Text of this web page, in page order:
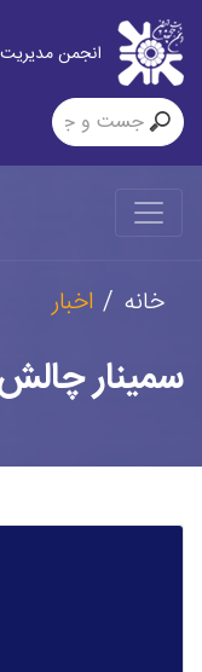
انجمن مدیریت
خانه اخبار
سمینار
شهری